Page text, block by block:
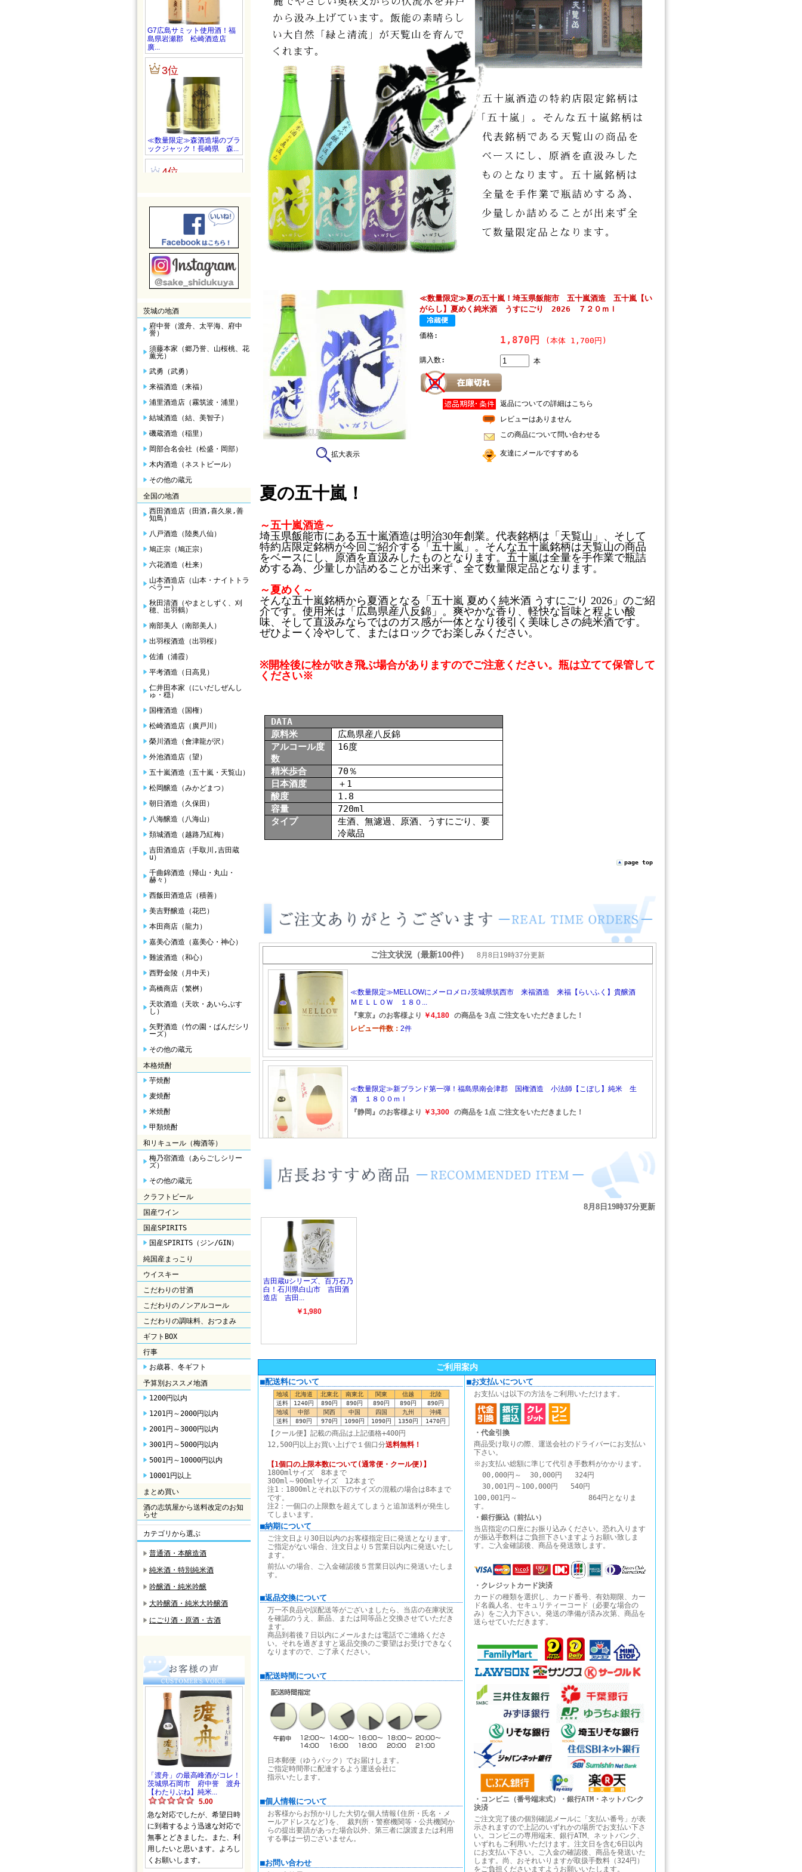
茨城の地酒
府中誉（渡舟、太平海、府中
誉）
須藤本家（郷乃誉、山桜桃、花
薫光）
武勇（武勇）
来福酒造（来福）
浦里酒造店（霧筑波・浦里）
結城酒造（結、美智子）
磯蔵酒造（稲里）
岡部合名会社（松盛・岡部）
木内酒造（ネストビール）
その他の蔵元
全国の地酒
西田酒造店（田酒,喜久泉,善
知鳥）
八戸酒造（陸奥八仙）
鳩正宗（鳩正宗）
六花酒造（杜来）
山本酒造店（山本・ナイトトラ
ベラー）
秋田清酒（やまとしずく、刈
穂、出羽鶴）
南部美人（南部美人）
出羽桜酒造（出羽桜）
佐浦（浦霞）
平考酒造（日高見）
仁井田本家（にいだしぜんし
ゅ・穏）
国権酒造（国権）
松崎酒造店（廣戸川）
榮川酒造（會津龍が沢）
外池酒造店（望）
五十嵐酒造（五十嵐・天覧山）
松岡醸造（みかどまつ）
朝日酒造（久保田）
八海醸造（八海山）
頚城酒造（越路乃紅梅）
吉田酒造店（手取川,吉田蔵
u）
千曲錦酒造（帰山・丸山・
赫々）
西飯田酒造店（積善）
美吉野醸造（花巴）
本田商店（龍力）
嘉美心酒造（嘉美心・神心）
難波酒造（和心）
西野金陵（月中天）
高橋商店（繁桝）
天吹酒造（天吹・あいらぶす
し）
矢野酒造（竹の園・ぱんだシリ
ーズ）
その他の蔵元
本格焼酎
芋焼酎
麦焼酎
米焼酎
甲類焼酎
和リキュール（梅酒等）
梅乃宿酒造（あらごしシリー
ズ）
その他の蔵元
クラフトビール
国産ワイン
国産SPIRITS
国産SPIRITS（ジン/GIN）
純国産まっこり
ウイスキー
こだわりの甘酒
こだわりのノンアルコール
こだわりの調味料、おつまみ
ギフトBOX
行事
お歳暮、冬ギフト
予算別おススメ地酒
1200円以内
1201円～2000円以内
2001円～3000円以内
3001円～5000円以内
5001円～10000円以内
10001円以上
まとめ買い
酒の志筑屋から送料改定のお知
らせ
カテゴリから選ぶ
普通酒・本醸造酒
純米酒・特別純米酒
吟醸酒・純米吟醸
大吟醸酒・純米大吟醸酒
にごり酒・原酒・古酒
拡大表示
≪数量限定≫夏の五十嵐！埼玉県飯能市 五十嵐酒造 五十嵐【い
がらし】夏めく純米酒 うすにごり 2026 ７２０ｍｌ
価格: 1,870円 (本体 1,700円)
購入数: 本
返品についての詳細はこちら
レビューはありません
この商品について問い合わせる
友達にメールですすめる
夏の五十嵐！
～五十嵐酒造～
埼玉県飯能市にある五十嵐酒造は明治30年創業。代表銘柄は「天覧山」、そして
特約店限定銘柄が今回ご紹介する「五十嵐」。そんな五十嵐銘柄は天覧山の商品
をベースにし、原酒を直汲みしたものとなります。五十嵐は全量を手作業で瓶詰
めする為、少量しか詰めることが出来ず、全て数量限定品となります。
～夏めく～
そんな五十嵐銘柄から夏酒となる「五十嵐 夏めく純米酒 うすにごり 2026」のご紹
介です。使用米は「広島県産八反錦」。爽やかな香り、軽快な旨味と程よい酸
味、そして直汲みならではのガス感が一体となり後引く美味しさの純米酒です。
ぜひよーく冷やして、またはロックでお楽しみください。
※開栓後に栓が吹き飛ぶ場合がありますのでご注意ください。瓶は立てて保管して
ください※
DATA
原料米
広島県産八反錦
アルコール度
数
16度
精米歩合
70％
日本酒度
＋1
酸度
1.8
容量
720ml
タイプ
生酒、無濾過、原酒、うすにごり、要
冷蔵品
page top
ご利用案内
■配送料について
地域 北海道 北東北 南東北 関東 信越
北陸
送料
1240円 890円 890円 890円 890円
890円
地域
中部 関西 中国 四国 九州
沖縄
送料
890円 970円 1090円 1090円 1350円 1470円
【クール便】記載の商品は上記価格+400円
12,500円以上お買い上げで１個口分送料無料！
【1個口の上限本数について(通常便・クール便)】
1800mlサイズ 8本まで
300ml～900mlサイズ 12本まで
注1：1800mlとそれ以下のサイズの混載の場合は8本まで
です。
注2：一個口の上限数を超えてしまうと追加送料が発生し
てしまいます。
■納期について
ご注文日より30日以内のお客様指定日に発送となります。
ご指定がない場合、注文日より５営業日以内に発送いたし
ます。
前払いの場合、ご入金確認後５営業日以内に発送いたしま
す。
■返品交換について
万一不良品や誤配送等がございましたら、当店の在庫状況
を確認のうえ、新品、または同等品と交換させていただき
ます。
商品到着後７日以内にメールまたは電話でご連絡くださ
い。それを過ぎますと返品交換のご要望はお受けできなく
なりますので、ご了承ください。
■配送時間について
日本郵便（ゆうパック）でお届けします。
ご指定時間帯に配達するよう運送会社に
指示いたします。
■個人情報について
お客様からお預かりした大切な個人情報(住所・氏名・メ
ールアドレスなど)を、 裁判所・警察機関等・公共機関か
らの提出要請があった場合以外、第三者に譲渡または利用
する事は一切ございません。
■お問い合わせ
■お支払いについて
お支払いは以下の方法をご利用いただけます。
・代金引換
商品受け取りの際、運送会社のドライバーにお支払い
下さい。
※お支払い総額に準じて代引き手数料がかかります。
00,000円～ 30,000円 324円
30,001円～100,000円 540円
100,001円～ 864円となりま
す。
・銀行振込（前払い）
当店指定の口座にお振り込みください。恐れ入ります
が振込手数料はご負担下さいますようお願い致しま
す。ご入金確認後、商品を発送致します。
・クレジットカード決済
カードの種類を選択し、カード番号、有効期限、カー
ド名義人名、セキュリティーコード（必要な場合の
み）をご入力下さい。発送の準備が済み次第、商品を
送らせていただきます。
・コンビニ（番号端末式）・銀行ATM・ネットバンク
決済
ご注文完了後の個別確認メールに「支払い番号」が表
示されますので上記のいずれかの場所でお支払い下さ
い。コンビニの専用端末、銀行ATM、ネットバンク、
いずれもご利用いただけます。注文日を含む6日以内
にお支払い下さい。ご入金の確認後、商品を発送いた
します。尚、おそれいりますが取扱手数料（324円）
をご負担くださいますようお願いいたします。